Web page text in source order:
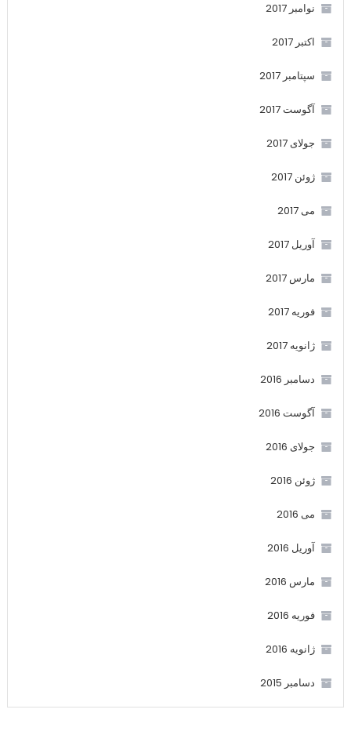
نوامبر 2017
اکتبر 2017
سپتامبر 2017
آگوست 2017
جولای 2017
ژوئن 2017
می 2017
آوریل 2017
مارس 2017
فوریه 2017
ژانویه 2017
دسامبر 2016
آگوست 2016
جولای 2016
ژوئن 2016
می 2016
آوریل 2016
مارس 2016
فوریه 2016
ژانویه 2016
دسامبر 2015